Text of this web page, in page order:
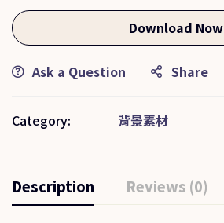
Download Now
Ask a Question Share
Category: 背景素材
Description Reviews (0)